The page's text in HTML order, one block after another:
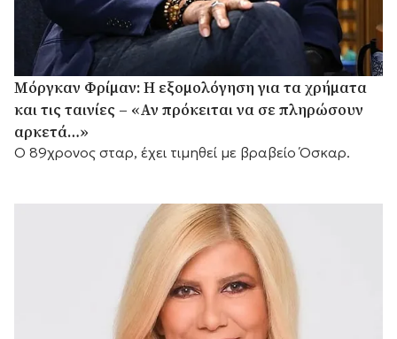
Μόργκαν Φρίμαν: Η εξομολόγηση για τα χρήματα
και τις ταινίες – «Αν πρόκειται να σε πληρώσουν
αρκετά…»
Ο 89χρονος σταρ, έχει τιμηθεί με βραβείο Όσκαρ.